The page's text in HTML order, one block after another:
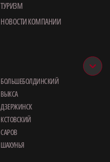
ТУРИЗМ
НОВОСТИ КОМПАНИИ
БОЛЬШЕБОЛДИНСКИЙ
ВЫКСА
ДЗЕРЖИНСК
КСТОВСКИЙ
САРОВ
ШАХУНЬЯ